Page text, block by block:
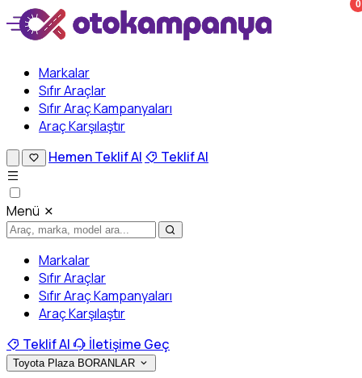
Markalar
Sıfır Araçlar
Sıfır Araç Kampanyaları
Araç Karşılaştır
0
Hemen Teklif Al Teklif Al
Menü
Markalar
Sıfır Araçlar
Sıfır Araç Kampanyaları
Araç Karşılaştır
Teklif Al
İletişime Geç
Toyota Plaza BORANLAR